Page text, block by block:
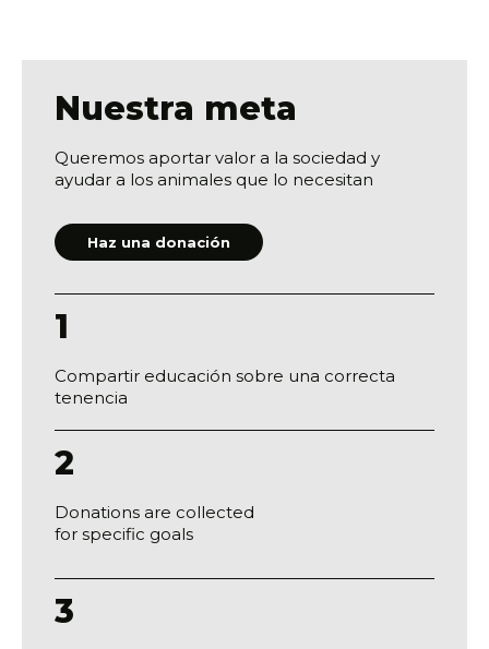
Nuestra meta
Queremos aportar valor a la sociedad y
ayudar a los animales que lo necesitan
Haz una donación
1
Compartir educación sobre una correcta
tenencia
2
Donations are collected
for specific goals
3